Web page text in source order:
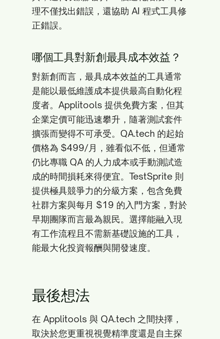
理不僅找出錯誤，還協助 AI 程式工具修
正錯誤。
哪個工具對新創最具成本效益？
對新創而言，最具成本效益的工具通常
是能以最低維護成本提供最高自動化程
度者。Applitools 提供免費方案，但其
企業定價可能迅速攀升，隨著測試套件
擴張而變得不可承受。QA.tech 的起始
價格為 $499/月，雖看似不低，但通常
仍比專職 QA 的人力成本或手動測試造
成的時間損耗來得便宜。TestSprite 則
提供極具競爭力的分級方案，包含免費
社群方案與每月 $19 的入門方案，對於
早期團隊而言最為親民。選擇能融入現
有工作流程且不需新基礎設施的工具，
能最大化投資報酬與開發速度。
最後想法
在 Applitools 與 QA.tech 之間抉擇，
取決於您更重視視覺精準度還是自主探